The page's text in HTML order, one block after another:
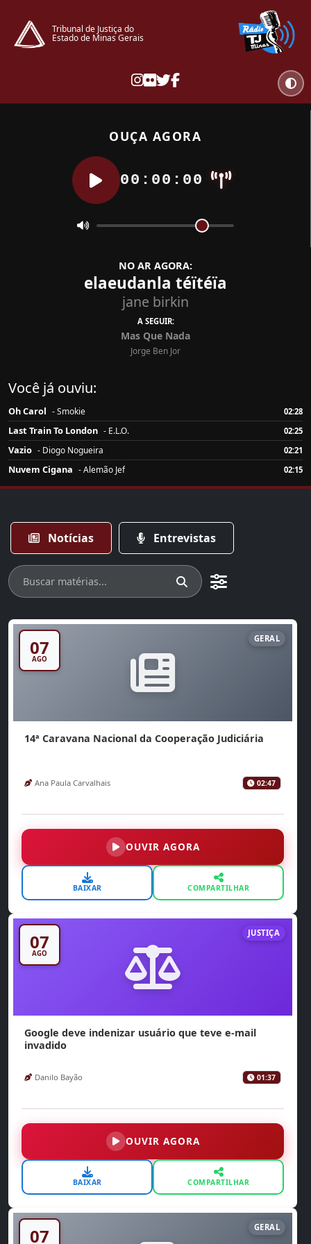
Tribunal de Justiça do
Estado de Minas Gerais
OUÇA AGORA
00:00:00
NO AR AGORA:
elaeudanla téïtéïa
jane birkin
A SEGUIR:
Mas Que Nada
Jorge Ben Jor
Você já ouviu:
Oh Carol - Smokie 02:28
Last Train To London - E.L.O. 02:25
Vazio - Diogo Nogueira 02:21
Nuvem Cigana - Alemão Jef 02:15
Notícias Entrevistas
07
AGO
GERAL
14ª Caravana Nacional da Cooperação Judiciária
Ana Paula Carvalhais 02:47
OUVIR AGORA
BAIXAR COMPARTILHAR
07
AGO
JUSTIÇA
Google deve indenizar usuário que teve e-mail
invadido
Danilo Bayão 01:37
OUVIR AGORA
BAIXAR COMPARTILHAR
07 GERAL